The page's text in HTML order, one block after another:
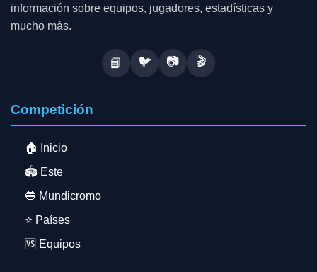
información sobre equipos, jugadores, estadísticas y
mucho más.
📘 🐦 📷 🎬
Competición
🏠 Inicio
🏟️ Este
🔵 Mundicromo
⭐ Países
🆚 Equipos